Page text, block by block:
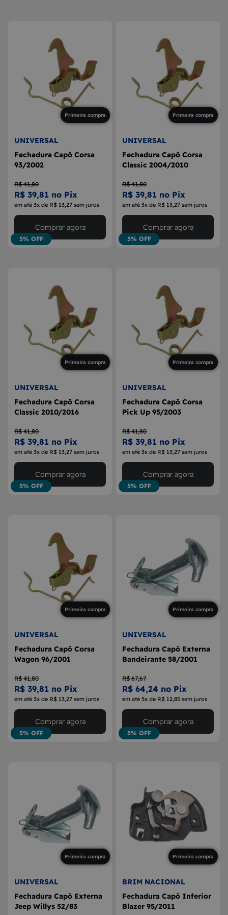
MÁQUINA DE VIDRO
Primeira compra
UNIVERSAL
Fechadura Capô Corsa
93/2002
R$ 41,80
R$ 39,81 no Pix
em até 3x de R$ 13,27 sem juros
5% OFF
Comprar agora
Primeira compra
UNIVERSAL
Fechadura Capô Corsa
Classic 2004/2010
R$ 41,80
R$ 39,81 no Pix
em até 3x de R$ 13,27 sem juros
5% OFF
Comprar agora
Primeira compra
UNIVERSAL
Fechadura Capô Corsa
Classic 2010/2016
R$ 41,80
R$ 39,81 no Pix
em até 3x de R$ 13,27 sem juros
5% OFF
Comprar agora
Primeira compra
UNIVERSAL
Fechadura Capô Corsa
Pick Up 95/2003
R$ 41,80
R$ 39,81 no Pix
em até 3x de R$ 13,27 sem juros
5% OFF
Comprar agora
Primeira compra
UNIVERSAL
Fechadura Capô Corsa
Wagon 96/2001
R$ 41,80
R$ 39,81 no Pix
em até 3x de R$ 13,27 sem juros
5% OFF
Comprar agora
Primeira compra
UNIVERSAL
Fechadura Capô Externa
Bandeirante 58/2001
R$ 67,67
R$ 64,24 no Pix
em até 5x de R$ 12,85 sem juros
5% OFF
Comprar agora
Primeira compra
UNIVERSAL
Fechadura Capô Externa
Jeep Willys 52/83
Primeira compra
BRIM NACIONAL
Fechadura Capô Inferior
Blazer 95/2011